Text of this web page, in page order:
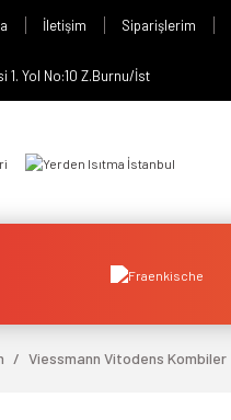
İletişim Siparişlerim
1. Yol No:10 Z.Burnu/İst
Viessmann Vitodens Kombiler